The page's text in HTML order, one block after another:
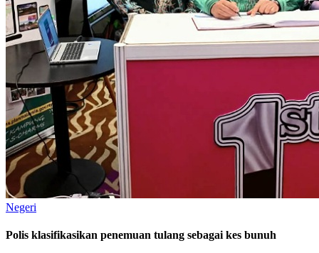
Negeri
Polis klasifikasikan penemuan tulang sebagai kes bunuh